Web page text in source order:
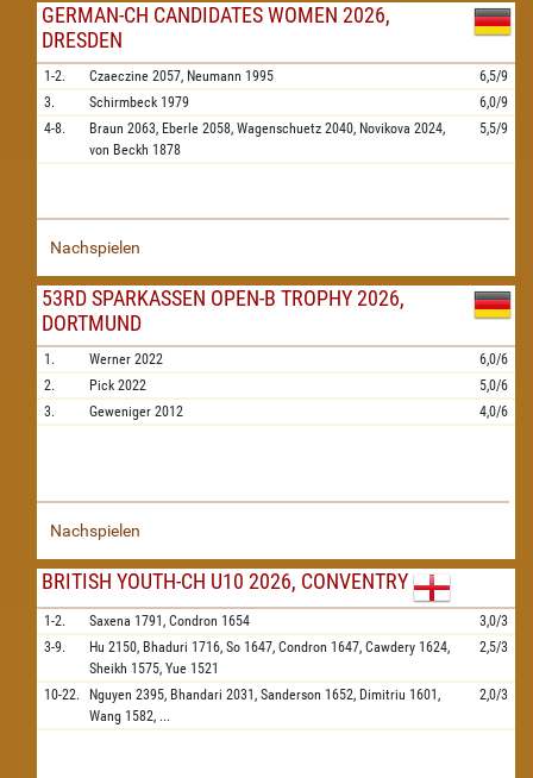
GERMAN-CH CANDIDATES WOMEN 2026,
DRESDEN
1-2. Czaeczine 2057, Neumann 1995
6,5/9
3.
Schirmbeck 1979
6,0/9
4-8.
Braun 2063, Eberle 2058, Wagenschuetz 2040, Novikova 2024,
von Beckh 1878
5,5/9
Nachspielen
53RD SPARKASSEN OPEN-B TROPHY 2026,
DORTMUND
1. Werner 2022
6,0/6
2.
Pick 2022
5,0/6
3.
Geweniger 2012 4,0/6
Nachspielen
BRITISH YOUTH-CH U10 2026, CONVENTRY
1-2. Saxena 1791, Condron 1654
3,0/3
3-9.
Hu 2150, Bhaduri 1716, So 1647, Condron 1647, Cawdery 1624,
Sheikh 1575, Yue 1521
2,5/3
10-22. Nguyen 2395, Bhandari 2031, Sanderson 1652, Dimitriu 1601,
Wang 1582, ...
2,0/3